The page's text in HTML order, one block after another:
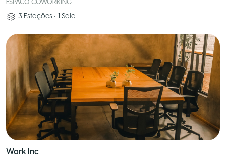
ESPACO COWORKING
3 Estações • 1 Sala
Work Inc